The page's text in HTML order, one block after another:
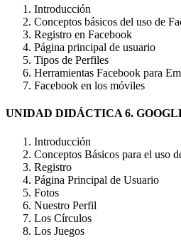
Introducción
Conceptos básicos del uso de
Registro en Facebook
Página principal de usuario
Tipos de Perfiles
Herramientas Facebook para
Facebook en los móviles
UNIDAD DIDÁCTICA 6.
Introducción
Conceptos Básicos para el uso
Registro
Página Principal de Usuario
Fotos
Nuestro Perfil
Los Círculos
Los Juegos